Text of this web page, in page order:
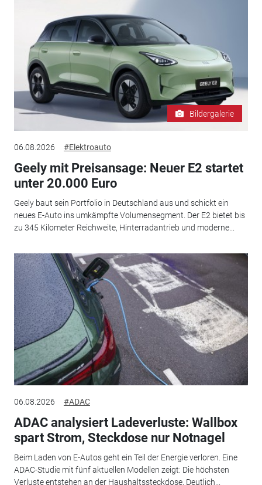
Bildergalerie
06.08.2026 #Elektroauto
Geely mit Preisansage: Neuer E2 startet
unter 20.000 Euro
Geely baut sein Portfolio in Deutschland aus und schickt ein
neues E-Auto ins umkämpfte Volumensegment. Der E2 bietet bis
zu 345 Kilometer Reichweite, Hinterradantrieb und moderne...
06.08.2026 #ADAC
ADAC analysiert Ladeverluste: Wallbox
spart Strom, Steckdose nur Notnagel
Beim Laden von E-Autos geht ein Teil der Energie verloren. Eine
ADAC-Studie mit fünf aktuellen Modellen zeigt: Die höchsten
Verluste entstehen an der Haushaltssteckdose. Deutlich...